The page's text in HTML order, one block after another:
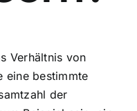
Verhältnis von
eine bestimmte
der